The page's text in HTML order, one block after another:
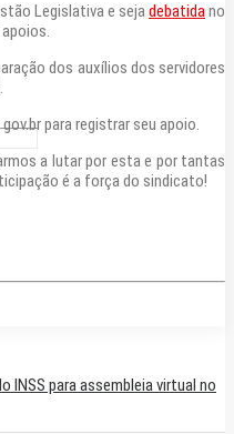
Legislativa e sejadebatidano
dos auxílios dos servidores
para registrar seu apoio.
a lutar por esta e por tantas
é a força do sindicato!
INSS para assembleia virtual no